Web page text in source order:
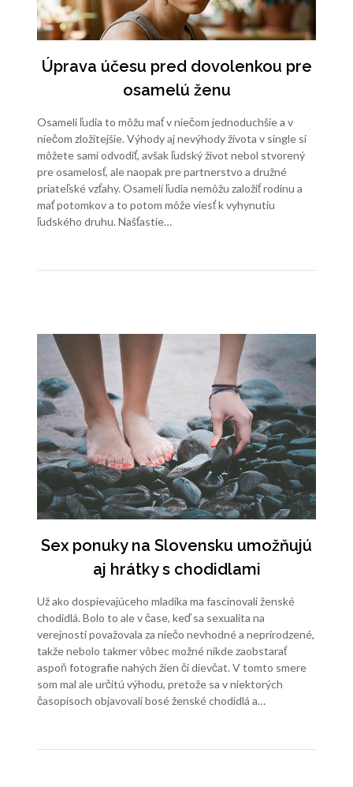
Úprava účesu pred dovolenkou pre
osamelú ženu
Osamelí ľudia to môžu mať v niečom jednoduchšie a v
niečom zložitejšie. Výhody aj nevýhody života v single si
môžete sami odvodiť, avšak ľudský život nebol stvorený
pre osamelosť, ale naopak pre partnerstvo a družné
priateľské vzťahy. Osamelí ľudia nemôžu založiť rodinu a
mať potomkov a to potom môže viesť k vyhynutiu
ľudského druhu. Našťastie…
Sex ponuky na Slovensku umožňujú
aj hrátky s chodidlami
Už ako dospievajúceho mladíka ma fascinovali ženské
chodidlá. Bolo to ale v čase, keď sa sexualita na
verejnosti považovala za niečo nevhodné a neprirodzené,
takže nebolo takmer vôbec možné nikde zaobstarať
aspoň fotografie nahých žien či dievčat. V tomto smere
som mal ale určitú výhodu, pretože sa v niektorých
časopisoch objavovali bosé ženské chodidlá a…